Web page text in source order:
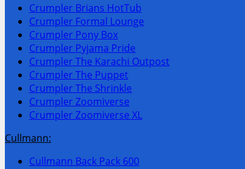
Crumpler Brians HotTub
Crumpler Formal Lounge
Crumpler Pony Box
Crumpler Pyjama Pride
Crumpler The Karachi Outpost
Crumpler The Puppet
Crumpler The Shrinkle
Crumpler Zoomiverse
Crumpler Zoomiverse XL
Cullmann:
Cullmann Back Pack 600